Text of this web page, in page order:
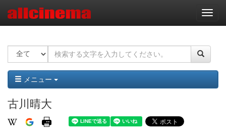
ナ
ビ
ー
ョ
ン
メニュー
古川晴大